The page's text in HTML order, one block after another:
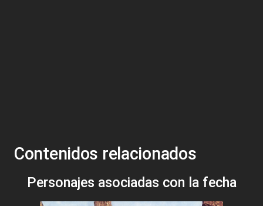
Contenidos relacionados
Personajes asociadas con la fecha